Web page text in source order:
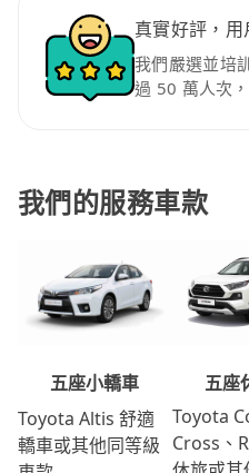
真實好評，用
我們嚴選並培
過 50 萬人次
我們的服務車款
五座小轎車
Toyota Altis 舒適
轎車或其他同等級
五座
Toyota
Cross、